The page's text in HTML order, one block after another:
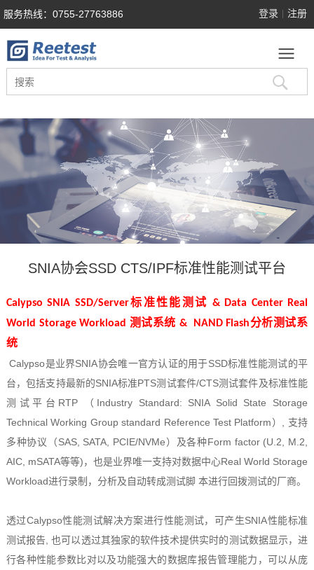
服务热线：0755-27763886 登录 注册
SNIA协会SSD CTS/IPF标准性能测试平台
Calypso SNIA SSD/Server标准性能测试 & Data Center Real
World Storage Workload 测试系统 & NAND Flash分析测试系
统
Calypso是业界SNIA协会唯一官方认证的用于SSD标准性能测试的平
台，包括支持最新的SNIA标准PTS测试套件/CTS测试套件及标准性能
测试平台RTP （Industry Standard: SNIA Solid State Storage
Technical Working Group standard Reference Test Platform）, 支持
多种协议（SAS, SATA, PCIE/NVMe）及各种Form factor (U.2, M.2,
AIC, mSATA等等)，也是业界唯一支持对数据中心Real World Storage
Workload进行录制，分析及自动转成测试脚 本进行回拨测试的厂商。
透过Calypso性能测试解决方案进行性能测试，可产生SNIA性能标准
测试报告, 也可以透过其独家的软件技术提供实时的测试数据显示，进
行各种性能参数比对以及功能强大的数据库报告管理能力，可以从庞